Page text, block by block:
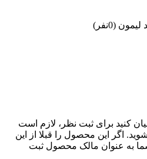
لیمون (0نفر)
کنید برای ثبت نظر، لازم است
اگر این محصول را قبلا از این
به عنوان مالک محصول ثبت